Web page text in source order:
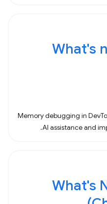
What's
Memory debugging in
AI assistance and
What's